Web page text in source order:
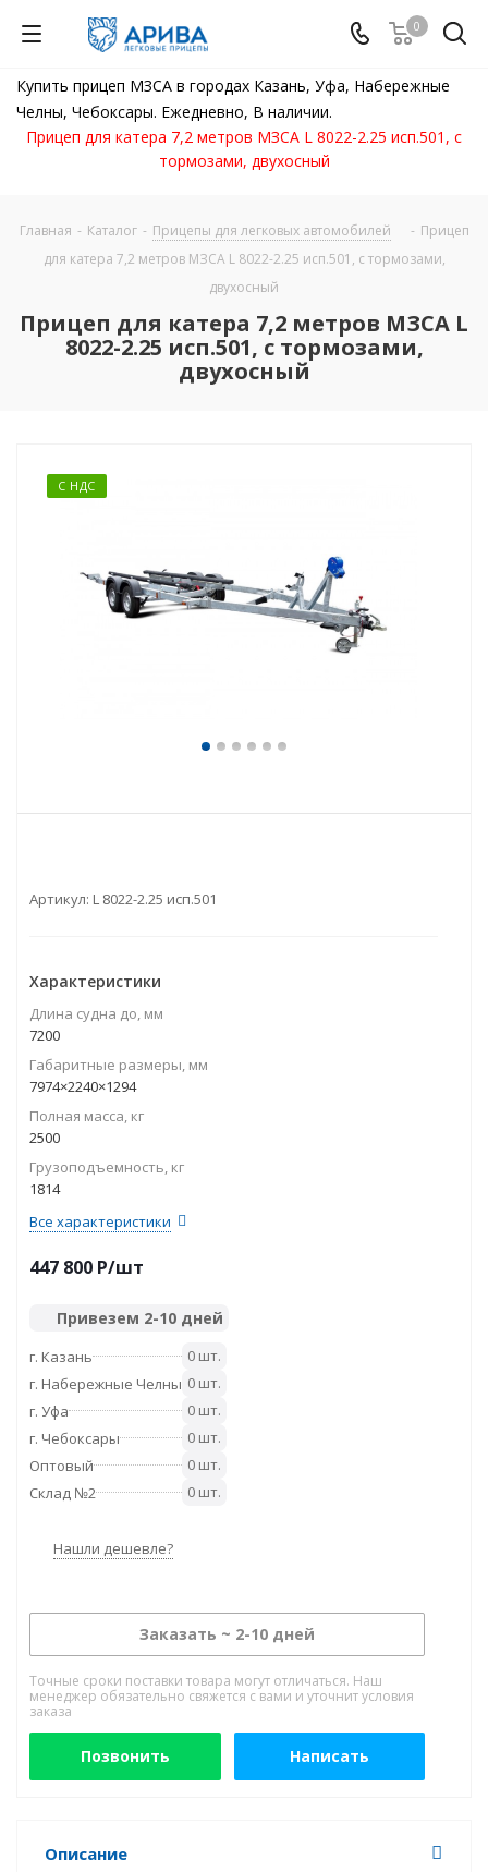
0
Купить прицеп МЗСА в городах Казань, Уфа, Набережные
Челны, Чебоксары. Ежедневно, В наличии.
Прицеп для катера 7,2 метров МЗСА L 8022-2.25 исп.501, с
тормозами, двухосный
Главная - Каталог - Прицепы для легковых автомобилей - Прицеп
для катера 7,2 метров МЗСА L 8022-2.25 исп.501, с тормозами,
двухосный
Прицеп для катера 7,2 метров МЗСА L
8022-2.25 исп.501, с тормозами,
двухосный
С НДС
Артикул: L 8022-2.25 исп.501
Характеристики
Длина судна до, мм
7200
Габаритные размеры, мм
7974×2240×1294
Полная масса, кг
2500
Грузоподъемность, кг
1814
Все характеристики
447 800 P/шт
Привезем 2-10 дней
г. Казань
0 шт.
г. Набережные Челны 0 шт.
г. Уфа
0 шт.
г. Чебоксары
0 шт.
Оптовый
0 шт.
Склад №2
0 шт.
Нашли дешевле?
Заказать ~ 2-10 дней
Точные сроки поставки товара могут отличаться. Наш
менеджер обязательно свяжется с вами и уточнит условия
заказа
Позвонить Написать
Описание